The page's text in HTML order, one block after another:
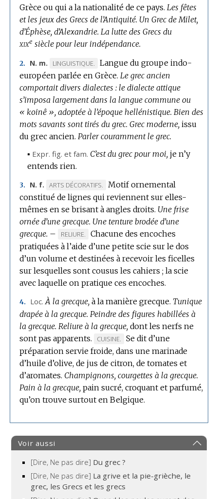
Grèce ou qui a la nationalité de ce pays. Les fêtes
et les jeux des Grecs de l’Antiquité. Un Grec de Milet,
d’Éphèse, d’Alexandrie. La lutte des Grecs du
xixe siècle pour leur indépendance.
2. N. m.
MARQUE
DE
DOMAINE
:
LINGUISTIQUE.
Langue du groupe indo-
européen parlée en Grèce. Le grec ancien
comportait divers dialectes : le dialecte attique
s’imposa largement dans la langue commune ou
« koinê », adoptée à l’époque hellénistique. Bien des
mots savants sont tirés du grec. Grec moderne, issu
du grec ancien. Parler couramment le grec.
▪ Expr. fig. et fam. C’est du grec pour moi, je n’y
entends rien.
3. N. f.
MARQUE
DE
DOMAINE
:
ARTS DÉCORATIFS.
Motif ornemental
constitué de lignes qui reviennent sur elles-
mêmes en se brisant à angles droits. Une frise
ornée d’une grecque. Une tenture brodée d’une
grecque. –
MARQUE
DE
DOMAINE
:
RELIURE.
Chacune des encoches
pratiquées à l’aide d’une petite scie sur le dos
d’un volume et destinées à recevoir les ficelles
sur lesquelles sont cousus les cahiers ; la scie
avec laquelle on pratique ces encoches.
4. Loc. À la grecque, à la manière grecque. Tunique
drapée à la grecque. Peindre des figures habillées à
la grecque. Reliure à la grecque, dont les nerfs ne
sont pas apparents.
MARQUE
DE
DOMAINE
:
CUISINE.
Se dit d’une
préparation servie froide, dans une marinade
d’huile d’olive, de jus de citron, de tomates et
d’aromates. Champignons, courgettes à la grecque.
Pain à la grecque, pain sucré, croquant et parfumé,
qu’on trouve surtout en Belgique.
Voir aussi
[Dire, Ne pas dire] Du grec ?
[Dire, Ne pas dire] La grive et la pie-grièche, le
grec, les Grecs et les grecs